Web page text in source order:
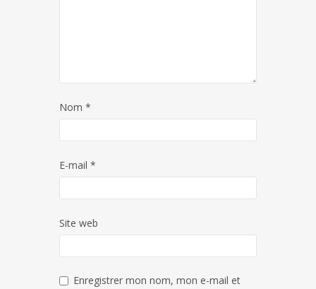
Nom *
E-mail *
Site web
Enregistrer mon nom, mon e-mail et